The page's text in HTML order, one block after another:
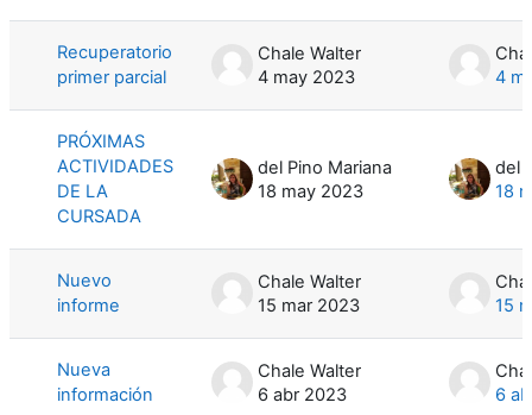
Recuperatorio
primer parcial
Chale Walter
4 may 2023
4
PRÓXIMAS
ACTIVIDADES
DE LA
CURSADA
del Pino Mariana
18 may 2023
del
18
Nuevo
informe
Chale Walter
15 mar 2023
15
Nueva
información
Chale Walter
6 abr 2023
6